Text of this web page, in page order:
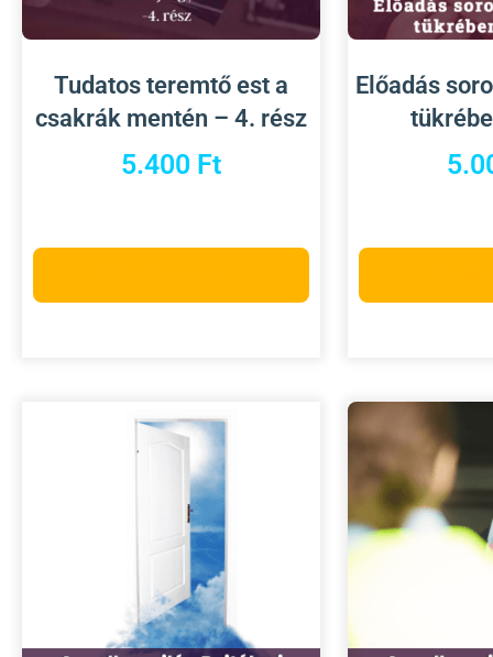
Tudatos teremtő est a
csakrák mentén – 4. rész
5.400 Ft
Előadás